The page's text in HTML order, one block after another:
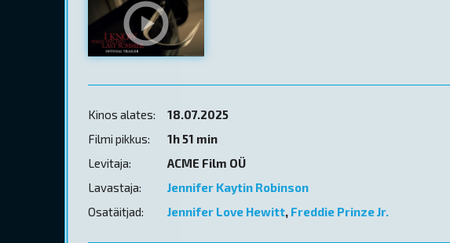
Kinos alates:
18.07.2025
Filmi pikkus:
1h 51 min
Levitaja:
ACME Film OÜ
Lavastaja:
Jennifer Kaytin Robinson
Osatäitjad:
Jennifer Love Hewitt, Freddie Prinze Jr.